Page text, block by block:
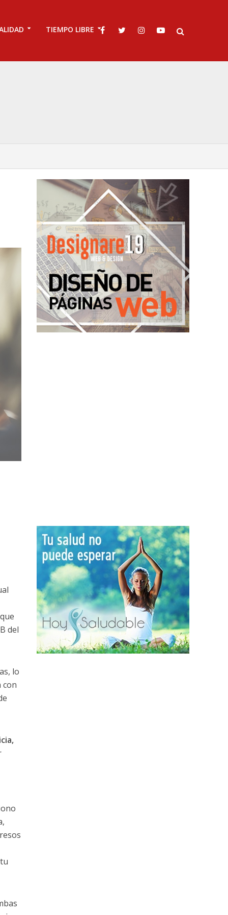
TIEMPO LIBRE
del
lo
con